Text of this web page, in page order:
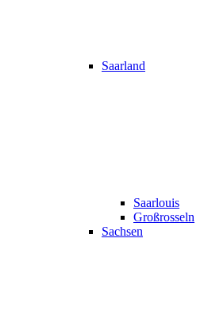
Saarland
Saarlouis
Großrosseln
Sachsen